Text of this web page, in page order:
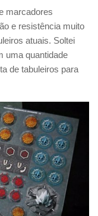
marcadores
e resistência muito
atuais. Soltei
uma quantidade
de tabuleiros para